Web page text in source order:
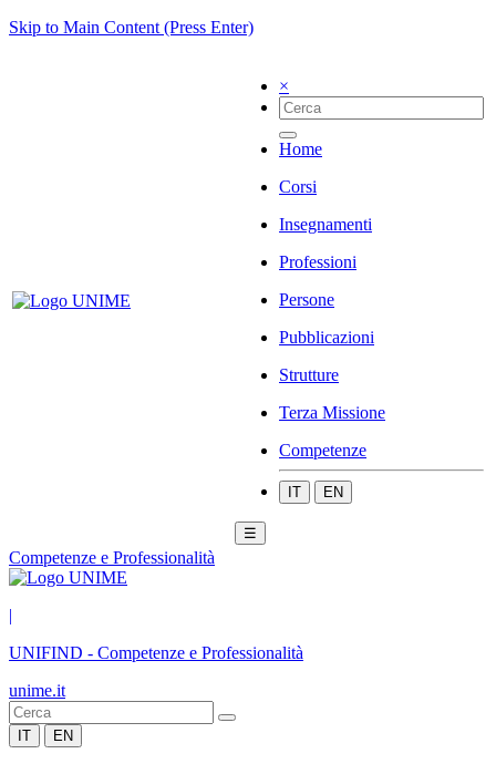
Skip to Main Content (Press Enter)
×
Home
Corsi
Insegnamenti
Professioni
Persone
Pubblicazioni
Strutture
Terza Missione
Competenze
IT EN
☰
Competenze e Professionalità
|
UNIFIND - Competenze e Professionalità
unime.it
IT EN